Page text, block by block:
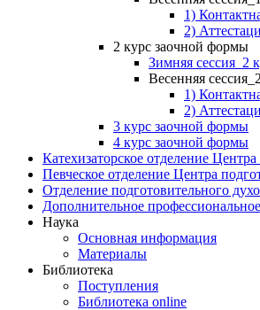
1)
2)
2 курс заочной формы
Зимняя сессия_2
Весенняя
1)
2)
3 курс заочной формы
4 курс заочной формы
Катехизаторское отделение
Певческое отделение Центра
Отделение подготовительного
Дополнительное
Наука
Основная информация
Материалы
Библиотека
Поступления
Библиотека online